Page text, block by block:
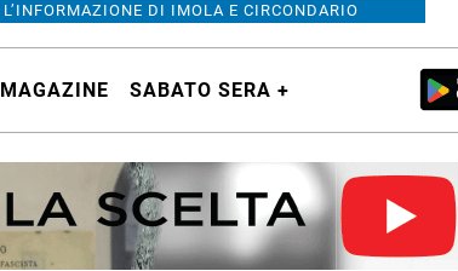
L’INFORMAZIONE DI IMOLA E CIRCONDARIO
MAGAZINE SABATO SERA +